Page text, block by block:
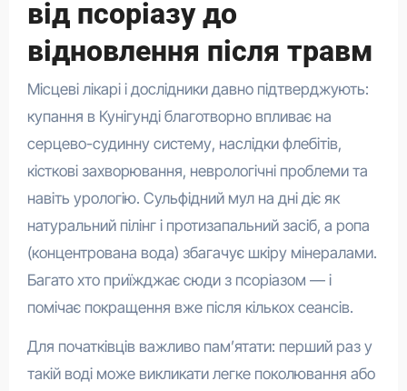
від псоріазу до
відновлення після травм
Місцеві лікарі і дослідники давно підтверджують:
купання в Кунігунді благотворно впливає на
серцево-судинну систему, наслідки флебітів,
кісткові захворювання, неврологічні проблеми та
навіть урологію. Сульфідний мул на дні діє як
натуральний пілінг і протизапальний засіб, а ропа
(концентрована вода) збагачує шкіру мінералами.
Багато хто приїжджає сюди з псоріазом — і
помічає покращення вже після кількох сеансів.
Для початківців важливо пам’ятати: перший раз у
такій воді може викликати легке поколювання або